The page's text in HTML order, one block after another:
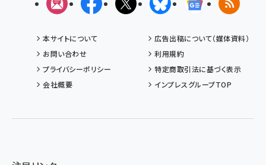
メルマガFacebookX(エックス)BlueskyGoogleニュ
RSS
本サイトについて
広告出稿について（媒体資料）
お問い合わせ
利用規約
プライバシーポリシー
特定商取引法に基づく表示
会社概要
インプレスグループTOP